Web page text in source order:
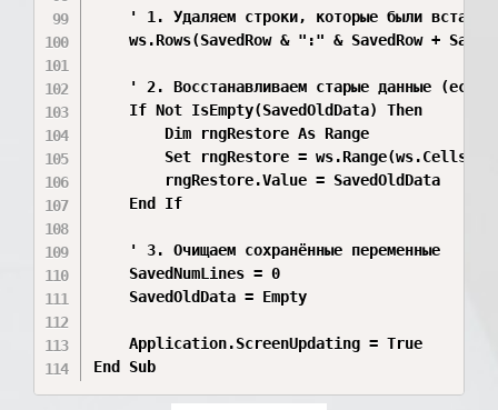
' 1. Удаляем строки, которые были
ws.Rows(SavedRow & ":" & SavedRow +
' 2. Восстанавливаем старые данные (если
    If Not IsEmpty(SavedOldData) Then
        Dim rngRestore As Range
Set rngRestore =
        rngRestore.Value = SavedOldData
    End If
    ' 3. Очищаем сохранённые переменные
    SavedNumLines = 0
    SavedOldData = Empty
    Application.ScreenUpdating = True
End Sub